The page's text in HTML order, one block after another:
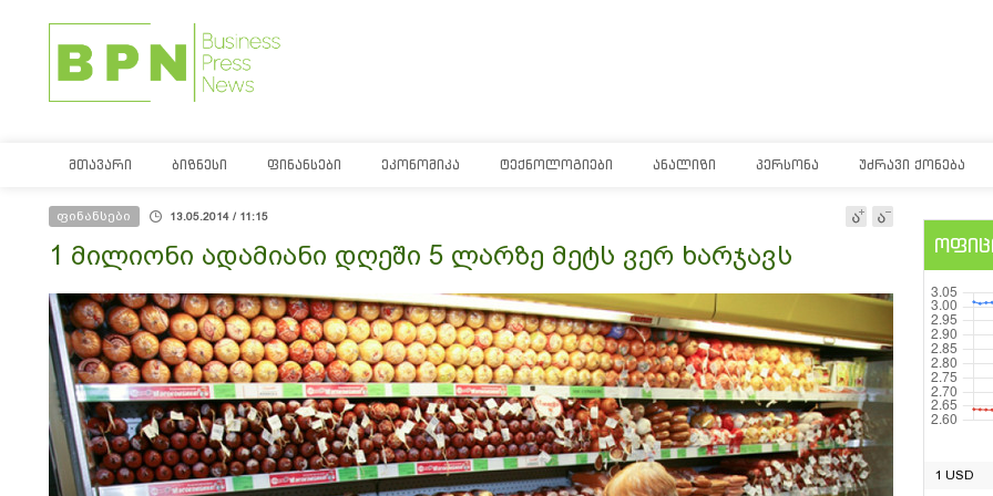
ᲛᲗᲐᲕᲐᲠᲘ ᲑᲘᲖᲜᲔᲡᲘ ᲤᲘᲜᲐᲜᲡᲔᲑᲘ ᲔᲙᲝᲜᲝᲛᲘᲙᲐ ᲢᲔᲥᲜᲝᲚᲝᲒᲘᲔᲑᲘ ᲐᲜᲐᲚᲘᲖᲘ ᲞᲔᲠᲡᲝᲜᲐ ᲣᲫᲠᲐᲕᲘ ᲥᲝᲜᲔᲑᲐ
ფინანსები 13.05.2014 / 11:15
1 მილიონი ადამიანი დღეში 5 ლარზე მეტს ვერ ხარჯავს
1 USD